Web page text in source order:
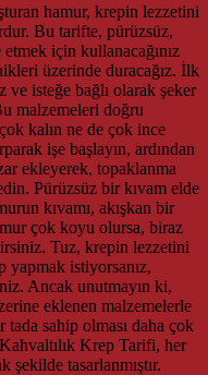
hamur, krepin lezzetini
Bu tarifte, pürüzsüz,
için kullanacağınız
üzerinde duracağız. İlk
isteğe bağlı olarak şeker
malzemeleri doğru
kalın ne de çok ince
işe başlayın, ardından
ekleyerek, topaklanma
Pürüzsüz bir kıvam elde
kıvamı, akışkan bir
çok koyu olursa, biraz
Tuz, krepin lezzetini
yapmak istiyorsanız,
Ancak unutmayın ki,
eklenen malzemelerle
sahip olması daha çok
Krep Tarifi, her
şekilde tasarlanmıştır.